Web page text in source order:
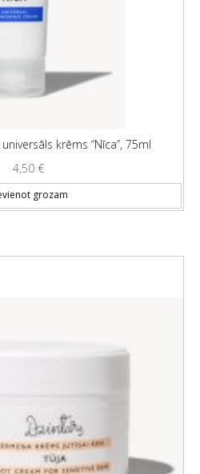
krēms “Nīca”, 75ml
4,50 €
grozam